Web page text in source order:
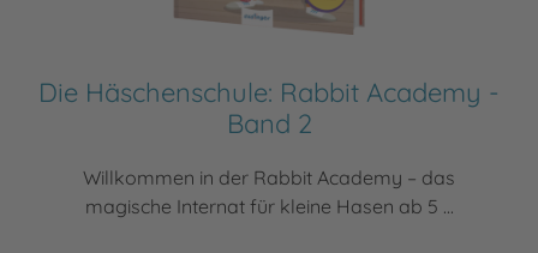
Die Häschenschule: Rabbit Academy -
Band 2
Willkommen in der Rabbit Academy – das
magische Internat für kleine Hasen ab 5 ...